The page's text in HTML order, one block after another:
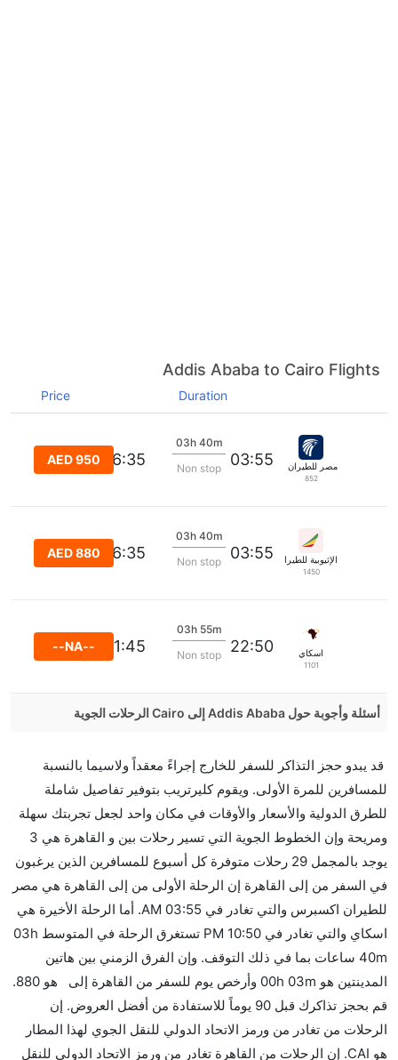
Addis Ababa to Cairo Flights
Duration
Price
مصر للطيران اكسبرس
852
03:55
03h 40m
Non stop
06:35
AED 950
الإثيوبية للطيران
1450
03:55
03h 40m
Non stop
06:35
AED 880
اسكاي
1101
22:50
03h 55m
Non stop
01:45
--NA--
أسئلة وأجوبة حول Addis Ababa إلى Cairo الرحلات الجوية
مباشرة من إلىالقاهرة مما تستغرقه الخطوط الجوية
الأخرى؟
نعم. توفر كل من Ethiopian Air أسرع رحلات الطيران على
هذا الطريق،
هل توفر شركات الطيران مساحة إضافية للنوم؟
كثير من خطوط طيران درجة رجال الأعمال توفر مساحة
إضافية للنوم.
هل يمكنني حمل طعامي الخاص؟
نعم، يمكنك حمل طعامك الخاص، و لكن يجب أن يكون معبئا
بشكل جيد.
هل سيقدم لي الكحول على متن رحلة من إلى القاهرة؟
قد يبدو حجز التذاكر للسفر للخارج إجراءً معقداً ولاسيما بالنسبة
للمسافرين للمرة الأولى. ويقوم كليرتريب بتوفير تفاصيل شاملة
للطرق الدولية والأسعار والأوقات في مكان واحد لجعل تجربتك سهلة
ومريحة وإن الخطوط الجوية التي تسير رحلات بين و القاهرة هي 3
يوجد بالمجمل 29 رحلات متوفرة كل أسبوع للمسافرين الذين يرغبون
في السفر من إلى القاهرة إن الرحلة الأولى من إلى القاهرة هي مصر
للطيران اكسبرس والتي تغادر في 03:55 AM. أما الرحلة الأخيرة هي
اسكاي والتي تغادر في 10:50 PM تستغرق الرحلة في المتوسط 03h
40m ساعات بما في ذلك التوقف. وإن الفرق الزمني بين هاتين
المدينتين هو 00h 03m وأرخص يوم للسفر من القاهرة إلى هو 880.
قم بحجز تذاكرك قبل 90 يوماً للاستفادة من أفضل العروض. إن
الرحلات من تغادر من ورمز الاتحاد الدولي للنقل الجوي لهذا المطار
هو CAI. إن الرحلات من القاهرة تغادر من ورمز الاتحاد الدولي للنقل